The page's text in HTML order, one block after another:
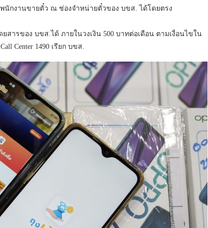
นักงานขายตั๋ว ณ ช่องจำหน่ายตั๋วของ บขส. ได้โดยตรง
ารของ บขส.ได้ ภายในวงเงิน 500 บาทต่อเดือน ตามเงื่อนไขใน
Center 1490 เรียก บขส.